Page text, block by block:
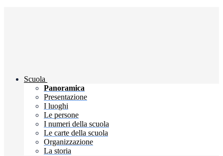
Scuola
Panoramica
Presentazione
I luoghi
Le persone
I numeri della scuola
Le carte della scuola
Organizzazione
La storia